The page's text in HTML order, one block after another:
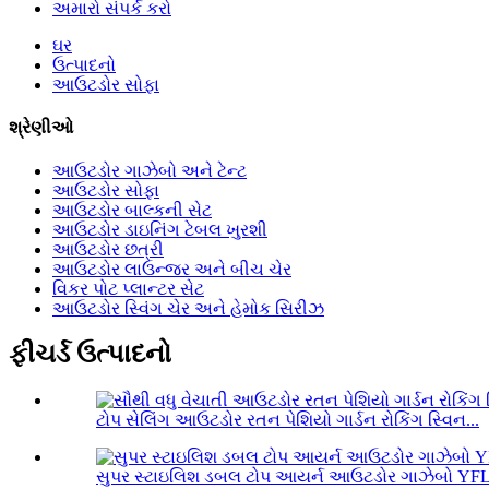
અમારો સંપર્ક કરો
ઘર
ઉત્પાદનો
આઉટડોર સોફા
શ્રેણીઓ
આઉટડોર ગાઝેબો અને ટેન્ટ
આઉટડોર સોફા
આઉટડોર બાલ્કની સેટ
આઉટડોર ડાઇનિંગ ટેબલ ખુરશી
આઉટડોર છત્રી
આઉટડોર લાઉન્જર અને બીચ ચેર
વિકર પોટ પ્લાન્ટર સેટ
આઉટડોર સ્વિંગ ચેર અને હેમોક સિરીઝ
ફીચર્ડ ઉત્પાદનો
ટોપ સેલિંગ આઉટડોર રતન પેશિયો ગાર્ડન રોકિંગ સ્વિન...
સુપર સ્ટાઇલિશ ડબલ ટોપ આયર્ન આઉટડોર ગાઝેબો